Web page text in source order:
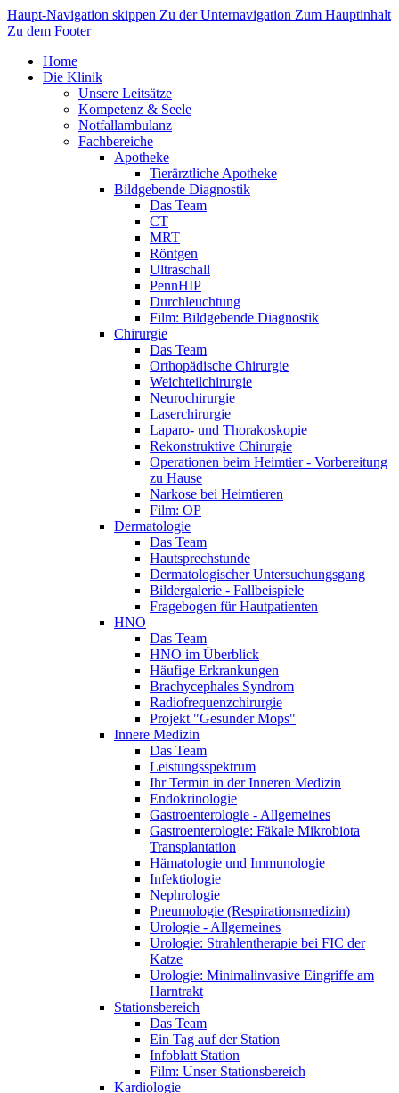
Haupt-Navigation skippen Zu der Unternavigation Zum Hauptinhalt
Zu dem Footer
Home
Die Klinik
Unsere Leitsätze
Kompetenz & Seele
Notfallambulanz
Fachbereiche
Apotheke
Tierärztliche Apotheke
Bildgebende Diagnostik
Das Team
CT
MRT
Röntgen
Ultraschall
PennHIP
Durchleuchtung
Film: Bildgebende Diagnostik
Chirurgie
Das Team
Orthopädische Chirurgie
Weichteilchirurgie
Neurochirurgie
Laserchirurgie
Laparo- und Thorakoskopie
Rekonstruktive Chirurgie
Operationen beim Heimtier - Vorbereitung
zu Hause
Narkose bei Heimtieren
Film: OP
Dermatologie
Das Team
Hautsprechstunde
Dermatologischer Untersuchungsgang
Bildergalerie - Fallbeispiele
Fragebogen für Hautpatienten
HNO
Das Team
HNO im Überblick
Häufige Erkrankungen
Brachycephales Syndrom
Radiofrequenzchirurgie
Projekt "Gesunder Mops"
Innere Medizin
Das Team
Leistungsspektrum
Ihr Termin in der Inneren Medizin
Endokrinologie
Gastroenterologie - Allgemeines
Gastroenterologie: Fäkale Mikrobiota
Transplantation
Hämatologie und Immunologie
Infektiologie
Nephrologie
Pneumologie (Respirationsmedizin)
Urologie - Allgemeines
Urologie: Strahlentherapie bei FIC der
Katze
Urologie: Minimalinvasive Eingriffe am
Harntrakt
Stationsbereich
Das Team
Ein Tag auf der Station
Infoblatt Station
Film: Unser Stationsbereich
Kardiologie